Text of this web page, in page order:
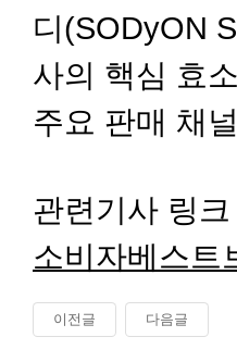
디(SODyON
사의 핵심 효
주요 판매 채
관련기사 링크
소비자베스트
이전글 다음글